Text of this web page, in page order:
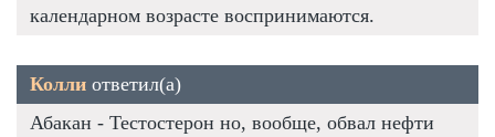
календарном возрасте воспринимаются.
Колли ответил(а)
Абакан - Тестостерон но, вообще, обвал нефти